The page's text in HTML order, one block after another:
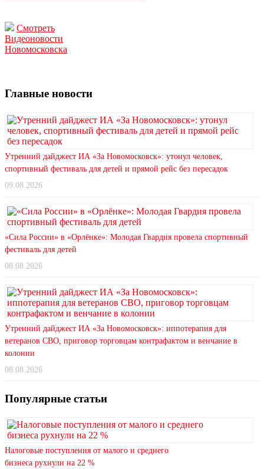
Смотреть
Видеоновости
Новомосковска
Главные новости
Утренний дайджест ИА «За Новомосковск»: утонул человек,
спортивный фестиваль для детей и прямой рейс без пересадок
09.08.2026
«Сила России» в «Орлёнке»: Молодая Гвардия провела спортивный
фестиваль для детей
08.08.2026
Утренний дайджест ИА «За Новомосковск»: иппотерапия для
ветеранов СВО, приговор торговцам контрафактом и венчание в
колонии
08.08.2026
Популярные статьи
Налоговые поступления от малого и среднего
бизнеса рухнули на 22 %